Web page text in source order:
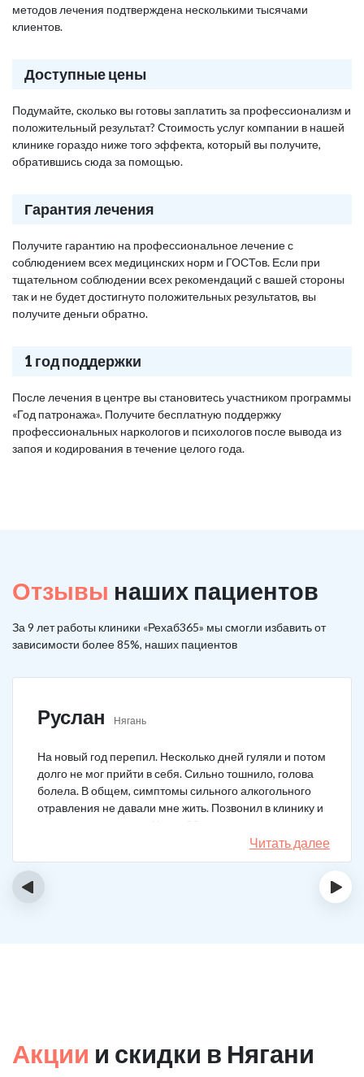
методов лечения подтверждена несколькими тысячами
клиентов.
Доступные цены
Подумайте, сколько вы готовы заплатить за профессионализм и
положительный результат? Стоимость услуг компании в нашей
клинике гораздо ниже того эффекта, который вы получите,
обратившись сюда за помощью.
Гарантия лечения
Получите гарантию на профессиональное лечение с
соблюдением всех медицинских норм и ГОСТов. Если при
тщательном соблюдении всех рекомендаций с вашей стороны
так и не будет достигнуто положительных результатов, вы
получите деньги обратно.
1 год поддержки
После лечения в центре вы становитесь участником программы
«Год патронажа». Получите бесплатную поддержку
профессиональных наркологов и психологов после вывода из
запоя и кодирования в течение целого года.
Отзывы наших пациентов
За 9 лет работы клиники «Рехаб365» мы смогли избавить от
зависимости более 85%, наших пациентов
Руслан Нягань
На новый год перепил. Несколько дней гуляли и потом
долго не мог прийти в себя. Сильно тошнило, голова
болела. В общем, симптомы сильного алкогольного
отравления не давали мне жить. Позвонил в клинику и
вызвал врача на дом. Через 20 минут приехал
нарколог, поставил мне усиленную капельницу. Сразу
стало легче.
Читать далее
‹ ›
Акции и скидки в Нягани